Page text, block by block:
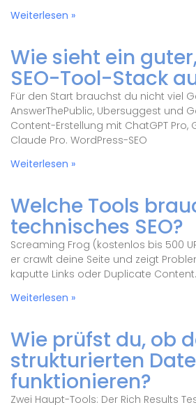
Weiterlesen »
Wie sieht ein
SEO-Tool-Stack
Für den Start brauchst du nicht viel
AnswerThePublic, Ubersuggest und
Content-Erstellung mit ChatGPT Pro,
Claude Pro. WordPress-SEO
Weiterlesen »
Welche Tools
technisches SEO?
Screaming Frog (kostenlos bis 500
er crawlt deine Seite und zeigt
kaputte Links oder Duplicate Content.
Weiterlesen »
Wie prüfst du, ob
strukturierten
funktionieren?
Zwei Haupt-Tools: Der Rich Results